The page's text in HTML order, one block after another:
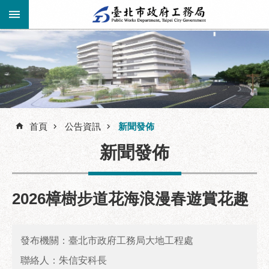
跳到主要內容區塊
進
階
搜
公
告
資
訊
服
機
關
首頁 公告資訊 新聞發佈
新聞發佈
2026樟樹步道花海浪漫春遊賞花趣
發布機關：臺北市政府工務局大地工程處
聯絡人：朱信安科長